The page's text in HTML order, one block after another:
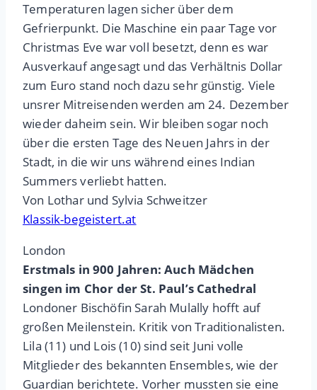
Temperaturen lagen sicher über dem
Gefrierpunkt. Die Maschine ein paar Tage vor
Christmas Eve war voll besetzt, denn es war
Ausverkauf angesagt und das Verhältnis Dollar
zum Euro stand noch dazu sehr günstig. Viele
unsrer Mitreisenden werden am 24. Dezember
wieder daheim sein. Wir bleiben sogar noch
über die ersten Tage des Neuen Jahrs in der
Stadt, in die wir uns während eines Indian
Summers verliebt hatten.
Von Lothar und Sylvia Schweitzer
Klassik-begeistert.at
London
Erstmals in 900 Jahren: Auch Mädchen
singen im Chor der St. Paul’s Cathedral
Londoner Bischöfin Sarah Mulally hofft auf
großen Meilenstein. Kritik von Traditionalisten.
Lila (11) und Lois (10) sind seit Juni volle
Mitglieder des bekannten Ensembles, wie der
Guardian berichtete. Vorher mussten sie eine